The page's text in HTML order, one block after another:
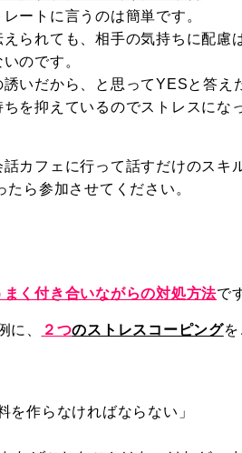
ートに言うのは簡単です。
られても、相手の気持ちに配慮
のです。
いだから、と思ってYESと答え
を抑えているのでストレスにな
カフェに行って話すだけのスキ
ら参加させてください。
まく付き合いながらの対処方法で
に、 ２つのストレスコーピングを
を作らなければならない」